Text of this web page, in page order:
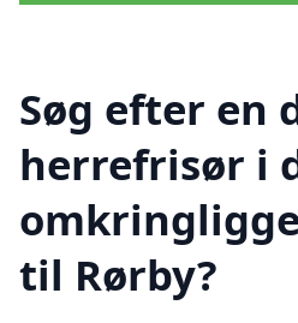
Søg efter en
herrefrisør i
til Rørby?